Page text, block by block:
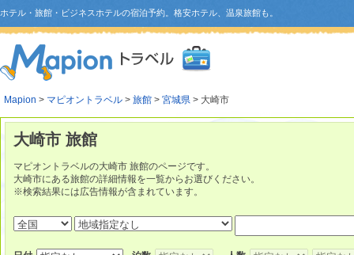
ホテル・旅館・ビジネスホテルの宿泊予約。格安ホテル、温泉旅館も。
Mapion > マピオントラベル > 旅館 > 宮城県 > 大崎市
大崎市 旅館
マピオントラベルの大崎市 旅館のページです。
大崎市にある旅館の詳細情報を一覧からお選びください。
※検索結果には広告情報が含まれています。